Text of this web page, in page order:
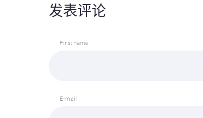
发表评论
First name
E-mail